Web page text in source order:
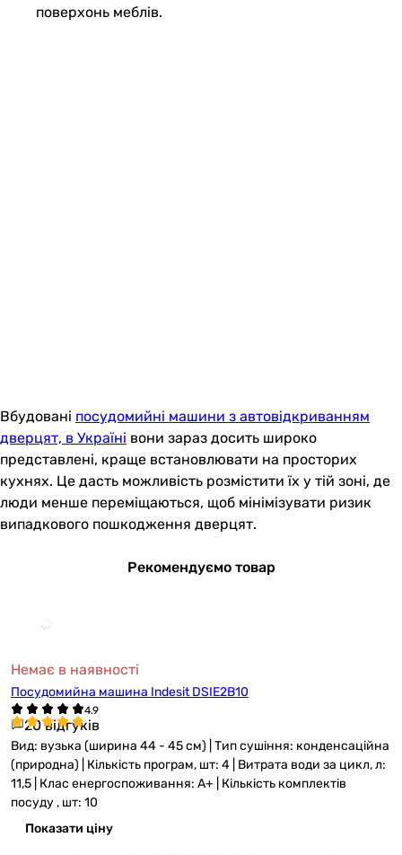
поверхонь меблів.
Вбудовані посудомийні машини з автовідкриванням
дверцят, в Україні вони зараз досить широко
представлені, краще встановлювати на просторих
кухнях. Це дасть можливість розмістити їх у тій зоні, де
люди менше переміщаються, щоб мінімізувати ризик
випадкового пошкодження дверцят.
Рекомендуємо товар
Немає в наявності
Посудомийна машина Indesit DSIE2B10
20 відгуків
Вид: вузька (ширина 44 - 45 см) | Тип сушіння: конденсаційна
(природна) | Кількість програм, шт: 4 | Витрата води за цикл, л:
11,5 | Клас енергоспоживання: A+ | Кількість комплектів
посуду , шт: 10
Показати ціну